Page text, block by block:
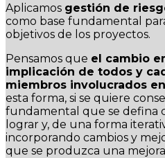
Aplicamos gestión de
como base fundamental
objetivos de los proyectos.
Pensamos que el cambio
implicación de todos y
miembros involucrados
esta forma, si se quiere
fundamental que se defina
lograr y, de una forma
incorporando cambios y
que se produzca una